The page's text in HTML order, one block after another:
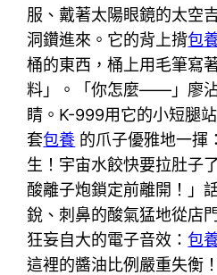
服、戴著太陽眼鏡的太空
洞鑽進來。它的背上揹包
桶的東西，桶上用毛筆寫
料」。「你怎麼——」廖
睛。K-999用它的小短腿
套包養 的爪子優雅地一揮
生！宇宙水餃快要拉肚子
酸離子炮鎖定前離開！」
銳、刺鼻的酸氣猛地從店
狂妄自大的電子音效：包
這裡的醬油比例嚴重失衡